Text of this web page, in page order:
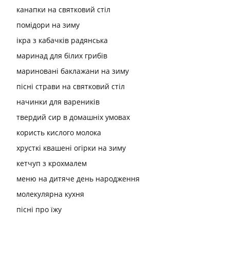
канапки на святковий стіл
помідори на зиму
ікра з кабачків радянська
маринад для білих грибів
мариновані баклажани на зиму
пісні страви на святковий стіл
начинки для вареників
твердий сир в домашніх умовах
користь кислого молока
хрусткі квашені огірки на зиму
кетчуп з крохмалем
меню на дитяче день народження
молекулярна кухня
пісні про їжу